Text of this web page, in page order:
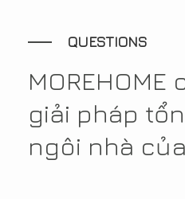
QUESTIONS
giải pháp
ngôi nhà